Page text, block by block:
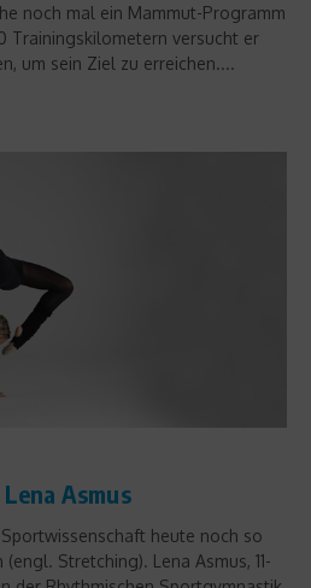
noch mal ein Mammut-Programm
Trainingskilometern versucht er
um sein Ziel zu erreichen....
Asmus
heute noch so
Stretching). Lena Asmus, 11-